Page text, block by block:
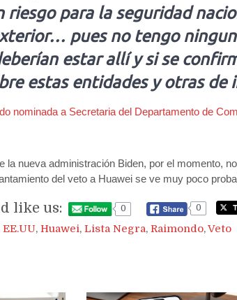
riesgo para la seguridad
pues no tengo
estar allí y si se
estas entidades y otras de
nominada a Secretaria del Departamento de
la nueva administración Biden, por el momento,
del veto a Huawei se ve muy poco
like us: 0 0
EE.UU, Huawei, Lista Negra, Raimondo,Veto